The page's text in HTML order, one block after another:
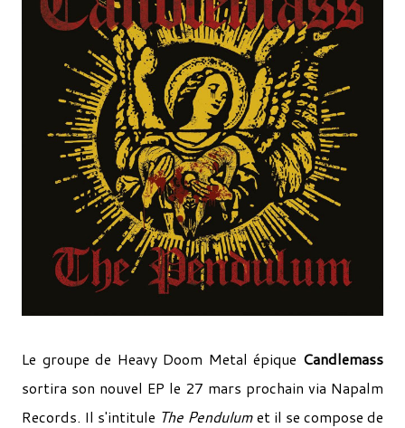
Le groupe de Heavy Doom Metal épique Candlemass
sortira son nouvel EP le 27 mars prochain via Napalm
Records. Il s'intitule The Pendulumet il se compose de